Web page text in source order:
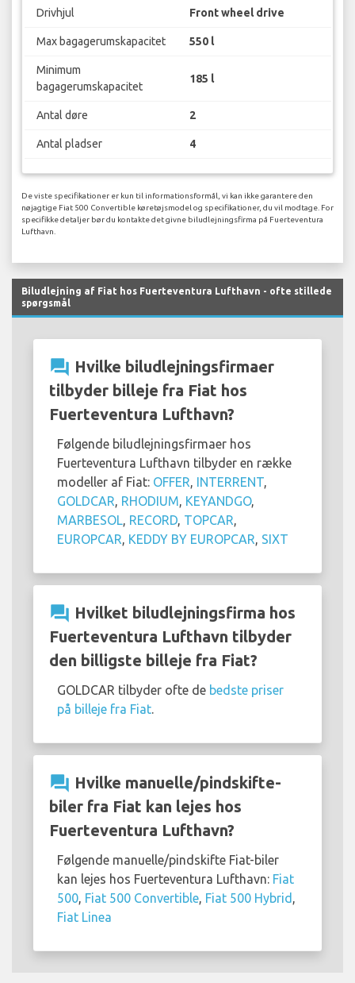
Drivhjul Front wheel drive
Max bagagerumskapacitet 550 l
Minimum
bagagerumskapacitet
185 l
Antal døre 2
Antal pladser 4
De viste specifikationer er kun til informationsformål, vi kan ikke garantere den
nøjagtige Fiat 500 Convertible køretøjsmodel og specifikationer, du vil modtage. For
specifikke detaljer bør du kontakte det givne biludlejningsfirma på Fuerteventura
Lufthavn.
Biludlejning af Fiat hos Fuerteventura Lufthavn - ofte stillede
spørgsmål
question_answer Hvilke biludlejningsfirmaer
tilbyder billeje fra Fiat hos
Fuerteventura Lufthavn?
Følgende biludlejningsfirmaer hos
Fuerteventura Lufthavn tilbyder en række
modeller af Fiat: OFFER INTERRENT
GOLDCAR RHODIUM KEYANDGO,
MARBESOL
RECORD TOPCAR
EUROPCAR KEDDY BY EUROPCAR SIXT
question_answer Hvilket biludlejningsfirma hos
Fuerteventura Lufthavn tilbyder
den billigste billeje fra Fiat?
GOLDCAR tilbyder ofte de bedste priser
på billeje fra Fiat
question_answer Hvilke manuelle/pindskifte-
biler fra Fiat kan lejes hos
Fuerteventura Lufthavn?
Følgende manuelle/pindskifte Fiat-biler
kan lejes hos Fuerteventura Lufthavn: Fiat
500 Fiat 500 Convertible Fiat 500 Hybrid
Fiat Linea